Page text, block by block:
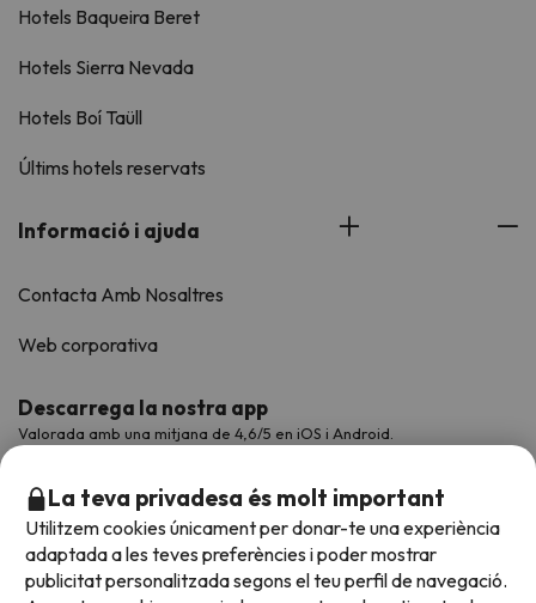
Hotels Baqueira Beret
Hotels Sierra Nevada
Hotels Boí Taüll
Últims hotels reservats
Informació i ajuda
Contacta Amb Nosaltres
Web corporativa
Descarrega la nostra app
Valorada amb una mitjana de 4,6/5 en iOS i Android.
La teva privadesa és molt important
Utilitzem cookies únicament per donar-te una experiència
adaptada a les teves preferències i poder mostrar
publicitat personalitzada segons el teu perfil de navegació.